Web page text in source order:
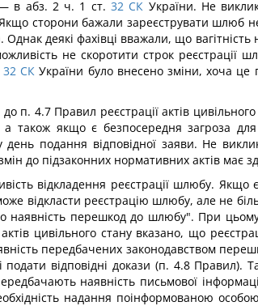
— в абз. 2 ч. 1 ст. 32 СК України. Не
сторони бажали зареєструвати шлюб
Однак деякі фахівці вважали, що
не скоротити строк
32 СК України було внесено зміни, хоча
п. 4.7 Правил реєстрації актів
також якщо є безпосередня загроза
подання відповідної заяви. Не
до підзаконних нормативних актів має
відкладення реєстрації шлюбу. Якщо
відкласти реєстрацію шлюбу, але не
наявність перешкод до шлюбу". При
актів цивільного стану вказано, що
передбачених законодавством
відповідні докази (п. 4.8
наявність письмової
надання поінформованою